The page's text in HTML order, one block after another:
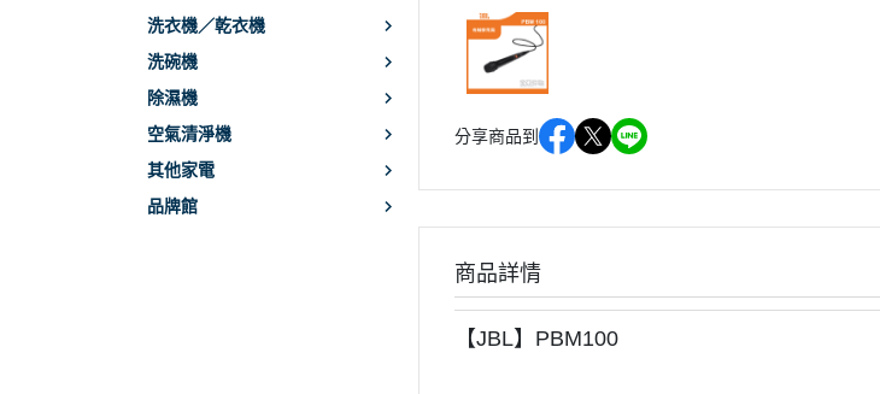
洗衣機／乾衣機
洗碗機
除濕機
空氣清淨機
其他家電
品牌館
分享商品到
商品詳情
【JBL】PBM100